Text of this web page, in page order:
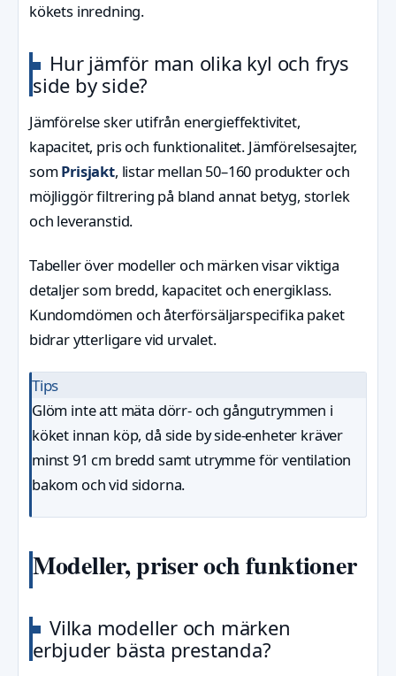
kökets inredning.
Hur jämför man olika kyl och frys
side by side?
Jämförelse sker utifrån energieffektivitet,
kapacitet, pris och funktionalitet. Jämförelsesajter,
somPrisjakt, listar mellan 50–160 produkter och
möjliggör filtrering på bland annat betyg, storlek
och leveranstid.
Tabeller över modeller och märken visar viktiga
detaljer som bredd, kapacitet och energiklass.
Kundomdömen och återförsäljarspecifika paket
bidrar ytterligare vid urvalet.
Tips
Glöm inte att mäta dörr- och gångutrymmen i
köket innan köp, då side by side-enheter kräver
minst 91 cm bredd samt utrymme för ventilation
bakom och vid sidorna.
Modeller, priser och funktioner
Vilka modeller och märken
erbjuder bästa prestanda?